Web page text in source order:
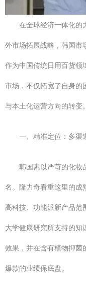
在全球经济一体化的
外市场拓展战略，韩国市
作为中国传统日用百货领
市场，不仅拓宽了自身的
与本土化运营方向的转变。
一、精准定位：多渠
韩国素以严苛的化妆
名。隆力奇看重这里的成
高科技、功能派新产品范
大学健康研究所支持的知
效果，并在含有植物抑菌
爆款的业绩保底盘。